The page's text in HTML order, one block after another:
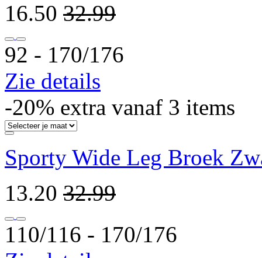
16.50 32.99
92 ‐ 170/176
Zie details
-20% extra vanaf 3 items
Sporty Wide Leg Broek
13.20 32.99
110/116 ‐ 170/176